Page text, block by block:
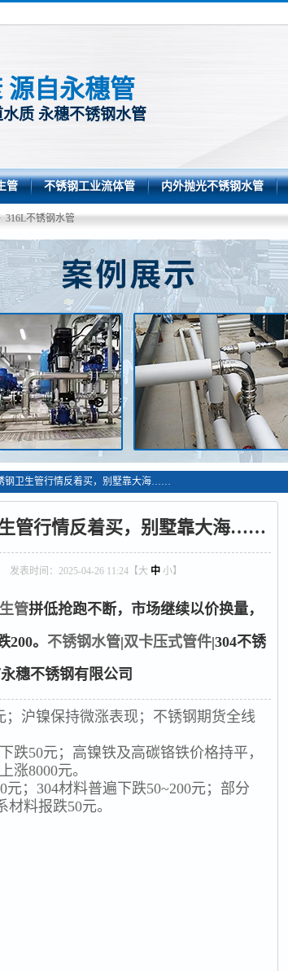
源自永穗管
质 永穗不锈钢水管
管 不锈钢工业流体管 内外抛光不锈钢水管
316L不锈钢水管
钢卫生管行情反着买，别墅靠大海……
生管行情反着买，别墅靠大海……
发表时间：2025-04-26 11:24【大 中 小】
管拼低抢跑不断，市场继续以价换量，
。 不锈钢水管|双卡压式管件|304不锈
穗不锈钢有限公司
沪镍保持微涨表现；不锈钢期货全线
跌50元；高镍铁及高碳铬铁价格持平，
涨8000元。
；304材料普遍下跌50~200元；部分
料报跌50元。